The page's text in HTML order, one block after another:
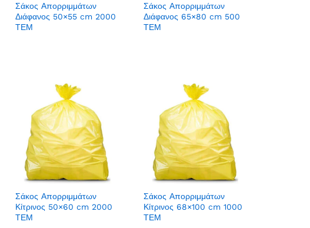
Σάκος Απορριμμάτων
Διάφανος 50×55 cm 2000
ΤΕΜ
Σάκος Απορριμμάτων
Διάφανος 65×80 cm 500
ΤΕΜ
Σάκος Απορριμμάτων
Κίτρινος 50×60 cm 2000
ΤΕΜ
Σάκος Απορριμμάτων
Κίτρινος 68×100 cm 1000
ΤΕΜ